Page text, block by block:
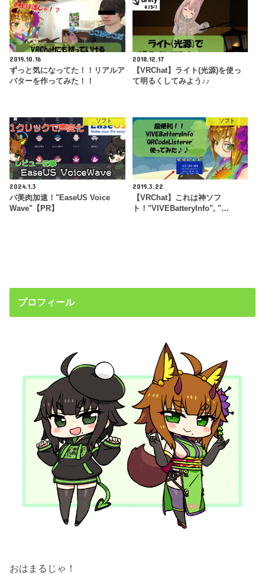
2019.10.16
ずっと気になってた！！リアルア
バターを作ってみた！！
2018.12.17
【VRChat】ライト(光源)を使っ
て明るくしてみよう♪♪
ソフト
2024.1.3
バ美肉加速！"EaseUS Voice
Wave"【PR】
ソフト
2019.3.22
【VRChat】これは神ソフ
ト！"VIVEBatteryInfo", "…
プロフィール
おはまるじゃ！